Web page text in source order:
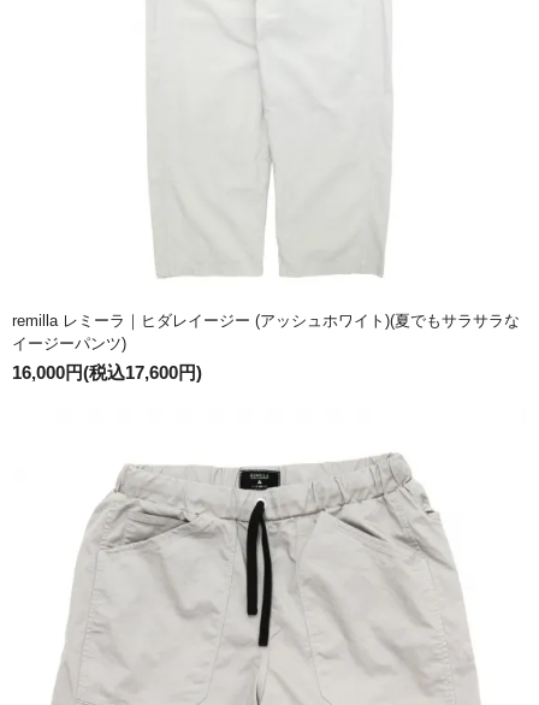
remilla レミーラ｜ヒダレイージー (アッシュホワイト)(夏でもサラサラな
イージーパンツ)
16,000円(税込17,600円)